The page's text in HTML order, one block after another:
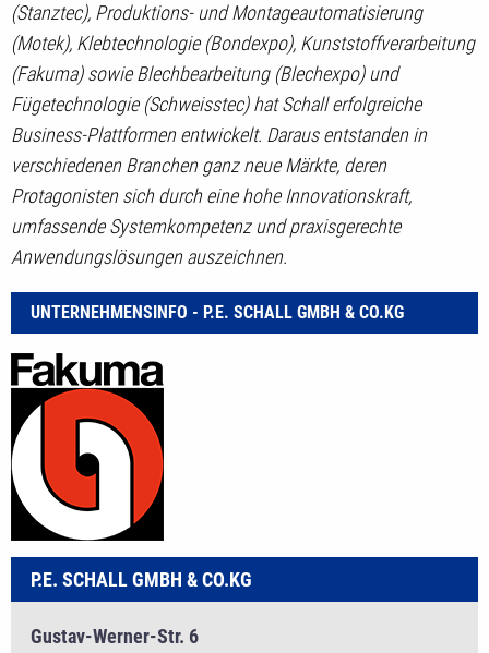
(Stanztec), Produktions- und Montageautomatisierung
(Motek), Klebtechnologie (Bondexpo), Kunststoffverarbeitung
(Fakuma) sowie Blechbearbeitung (Blechexpo) und
Fügetechnologie (Schweisstec) hat Schall erfolgreiche
Business-Plattformen entwickelt. Daraus entstanden in
verschiedenen Branchen ganz neue Märkte, deren
Protagonisten sich durch eine hohe Innovationskraft,
umfassende Systemkompetenz und praxisgerechte
Anwendungslösungen auszeichnen.
UNTERNEHMENSINFO - P.E. SCHALL GMBH & CO.KG
P.E. SCHALL GMBH & CO.KG
Gustav-Werner-Str. 6